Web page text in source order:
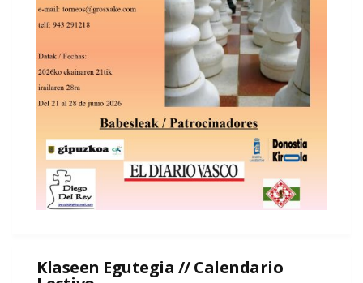
Klaseen Egutegia // Calendario